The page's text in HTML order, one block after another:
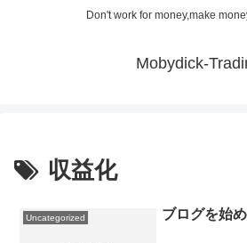
Don't work for money,make
Mobydick-
収益化
Uncategorized ブログを始